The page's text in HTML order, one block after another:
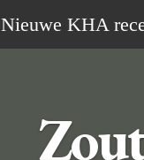
Nieuwe KHA